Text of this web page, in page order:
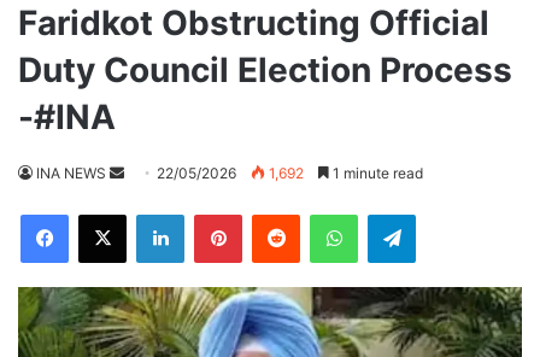
Faridkot Obstructing Official
Duty Council Election Process
-#INA
INA NEWS
d
a
n
e
22/05/2026 1,692 1 minute read